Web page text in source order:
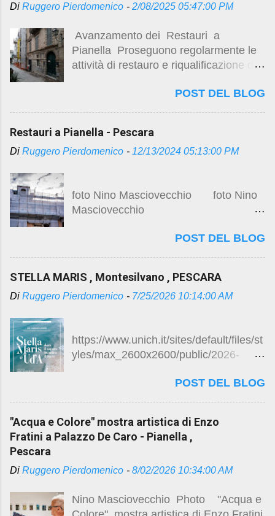
magistralearchitettura.design/2025/03/r
2025.html
https://studio.ruggeropierdomenicodott
magistralearchitettura.design/2025/04/il
https://studio.ruggero...
Di Ruggero Pierdomenico - 2/08/2025 05:47:00 PM
Avanzamento dei Restauri a
Pianella Proseguono regolarmente le
attività di restauro e riqualificazione del
particolari complessità nella
risistemazione degli spazi interni . Per
, sugli studi e progetti preliminari ,
immagini durante l’esecuzione dei
https://studio.ruggeropierdomenicodott
magistralearchitettura.design/2024/08/
https://studio.ruggeropierdomenicodott
magistralearchitettura.design/2024/12/r
estauri-pianella-pescara.html
POST DEL BLOG
Restauri a Pianella - Pescara
Di Ruggero Pierdomenico - 12/13/2024 05:13:00 PM
foto Nino Masciovecchio foto Nino
Masciovecchio
Veduta dall’alto del
centro storico di Pianella, (foto Studio
Continuano i lavori di restauro del
palazzo de Caro Per gli studi e
POST DEL BLOG
STELLA MARIS , Montesilvano , PESCARA
Di Ruggero Pierdomenico - 7/25/2026 10:14:00 AM
https://www.unich.it/sites/default/files/st
yles/max_2600x2600/public/2026-
ella%20Maris-1.jpg?itok=Up1gHI8Y
LOCANDINA
di-inaugurazione-di-stella-maris
VIDEO RAI Montesilvano
ex colonia a forma di aeroplano torna
dell'Università D'Annunzio
POST DEL BLOG
"Acqua e Colore" mostra artistica di Enzo
Fratini a Palazzo De Caro - Pianella ,
Pescara
Di Ruggero Pierdomenico - 8/02/2026 10:34:00 AM
Nino Masciovecchio Photo "Acqua e